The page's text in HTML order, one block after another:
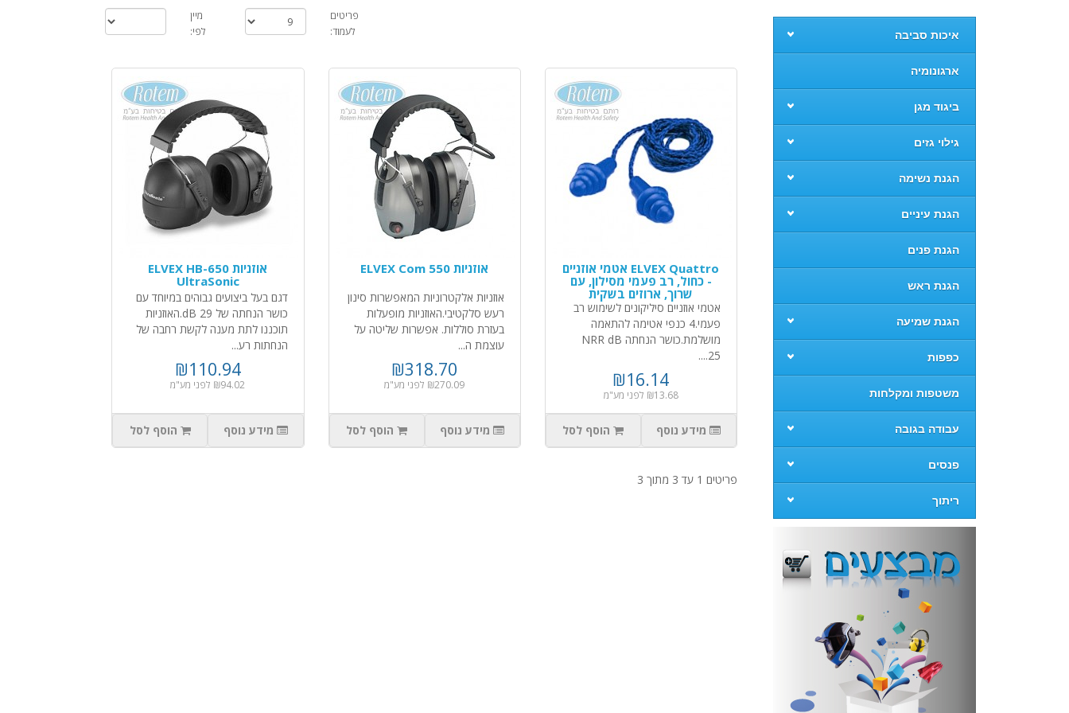
מיין
לפי:
פריטים
לעמוד:
ELVEX Quattro אטמי אוזניים
- כחול, רב פעמי מסילון, עם
שרוך, ארוזים בשקית
אטמי אוזניים סיליקונים לשימוש רב
פעמי.4 כנפי אטימה להתאמה
מושלמת.כושר הנחתה NRR dB
25....
₪16.14
₪13.68 לפני מע"מ
הוסף לסל מידע נוסף
אוזניות ELVEX Com 550
אוזניות אלקטרוניות המאפשרות סינון
רעש סלקטיבי.האוזניות מופעלות
בעזרת סוללות. אפשרות שליטה על
עוצמת ה...
₪318.70
₪270.09 לפני מע"מ
הוסף לסל מידע נוסף
אוזניות ELVEX HB-650
UltraSonic
דגם בעל ביצועים גבוהים במיוחד עם
כושר הנחתה של 29 dB.האוזניות
תוכננו לתת מענה לקשת רחבה של
הנחתות רע...
₪110.94
₪94.02 לפני מע"מ
הוסף לסל מידע נוסף
פריטים 1 עד 3 מתוך 3
איכות סביבה
ארגונומיה
ביגוד מגן
גילוי גזים
הגנת נשימה
הגנת עיניים
הגנת פנים
הגנת ראש
הגנת שמיעה
כפפות
משטפות ומקלחות
עבודה בגובה
פנסים
ריתוך